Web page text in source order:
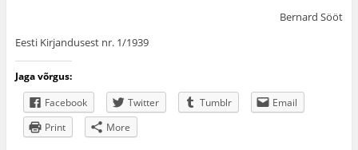
Bernard Sööt
Eesti Kirjandusest nr. 1/1939
Jaga võrgus:
Facebook
Twitter Tumblr
Email
Print
More